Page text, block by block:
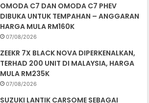
OMODA C7 DAN OMODA C7 PHEV
DIBUKA UNTUK TEMPAHAN – ANGGARAN
HARGA MULA RM160K
07/08/2026
ZEEKR 7X BLACK NOVA DIPERKENALKAN,
TERHAD 200 UNIT DI MALAYSIA, HARGA
MULA RM235K
07/08/2026
SUZUKI LANTIK CARSOME SEBAGAI